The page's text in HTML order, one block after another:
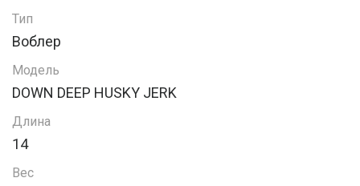
Тип
Воблер
Модель
DOWN DEEP HUSKY JERK
Длина
14
Вес